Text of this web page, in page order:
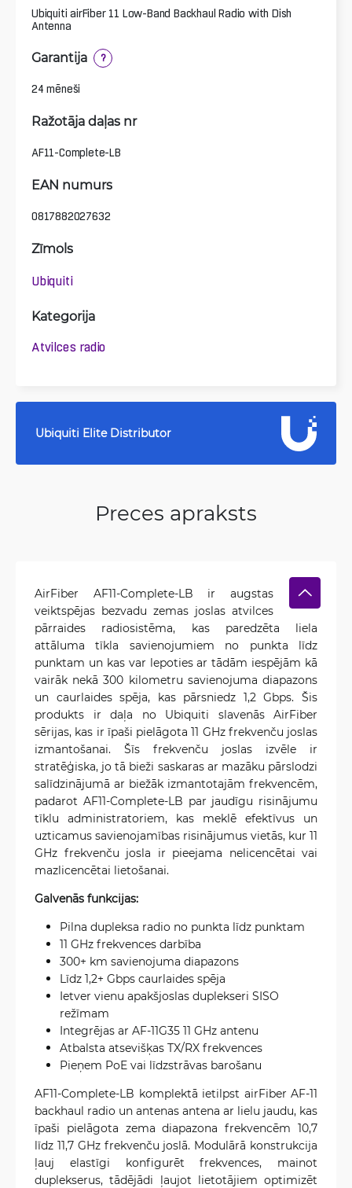
Ubiquiti airFiber 11 Low-Band Backhaul Radio with Dish
Antenna
Garantija ?
24 mēneši
Ražotāja daļas nr
AF11-Complete-LB
EAN numurs
0817882027632
Zīmols
Ubiquiti
Kategorija
Atvilces radio
Ubiquiti Elite Distributor
Preces apraksts
AirFiber AF11-Complete-LB ir augstas
veiktspējas bezvadu zemas joslas atvilces
pārraides radiosistēma, kas paredzēta liela
attāluma tīkla savienojumiem no punkta līdz
punktam un kas var lepoties ar tādām iespējām kā
vairāk nekā 300 kilometru savienojuma diapazons
un caurlaides spēja, kas pārsniedz 1,2 Gbps. Šis
produkts ir daļa no Ubiquiti slavenās AirFiber
sērijas, kas ir īpaši pielāgota 11 GHz frekvenču joslas
izmantošanai. Šīs frekvenču joslas izvēle ir
stratēģiska, jo tā bieži saskaras ar mazāku pārslodzi
salīdzinājumā ar biežāk izmantotajām frekvencēm,
padarot AF11-Complete-LB par jaudīgu risinājumu
tīklu administratoriem, kas meklē efektīvus un
uzticamus savienojamības risinājumus vietās, kur 11
GHz frekvenču josla ir pieejama nelicencētai vai
mazlicencētai lietošanai.
Galvenās funkcijas:
Pilna dupleksa radio no punkta līdz punktam
11 GHz frekvences darbība
300+ km savienojuma diapazons
Līdz 1,2+ Gbps caurlaides spēja
Ietver vienu apakšjoslas duplekseri SISO
režīmam
Integrējas ar AF-11G35 11 GHz antenu
Atbalsta atsevišķas TX/RX frekvences
Pieņem PoE vai līdzstrāvas barošanu
AF11-Complete-LB komplektā ietilpst airFiber AF-11
backhaul radio un antenas antena ar lielu jaudu, kas
īpaši pielāgota zema diapazona frekvencēm 10,7
līdz 11,7 GHz frekvenču joslā. Modulārā konstrukcija
ļauj elastīgi konfigurēt frekvences, mainot
duplekserus, tādējādi ļaujot lietotājiem optimizēt